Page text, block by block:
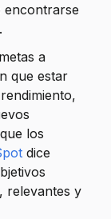
encontrarse
a
que estar
los
dice
relevantes y